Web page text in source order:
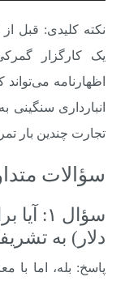
نکته کلیدی: قبل
یک کارگزار
اظهارنامه
انبارداری
تجارت چندین بار
سؤالات
دلار) به
پاسخ: بله، اما با